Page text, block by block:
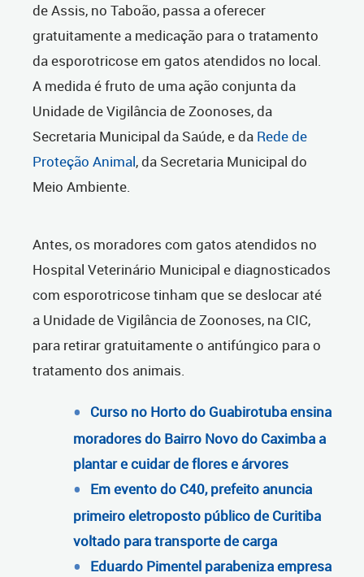
de Assis, no Taboão, passa a oferecer
gratuitamente a medicação para o tratamento
da esporotricose em gatos atendidos no local.
A medida é fruto de uma ação conjunta da
Unidade de Vigilância de Zoonoses, da
Secretaria Municipal da Saúde, e da Rede de
Proteção Animal, da Secretaria Municipal do
Meio Ambiente.
Antes, os moradores com gatos atendidos no
Hospital Veterinário Municipal e diagnosticados
com esporotricose tinham que se deslocar até
a Unidade de Vigilância de Zoonoses, na CIC,
para retirar gratuitamente o antifúngico para o
tratamento dos animais.
Curso no Horto do Guabirotuba ensina
moradores do Bairro Novo do Caximba a
plantar e cuidar de flores e árvores
Em evento do C40, prefeito anuncia
primeiro eletroposto público de Curitiba
voltado para transporte de carga
Eduardo Pimentel parabeniza empresa